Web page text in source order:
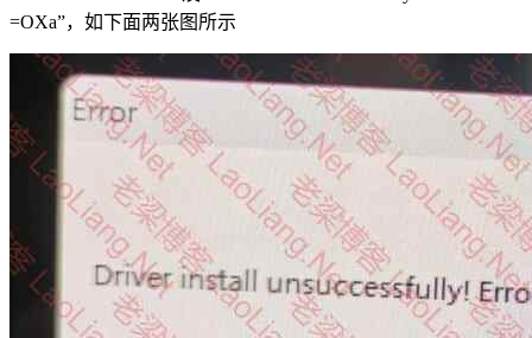
=OXa”，如下面两张图所示